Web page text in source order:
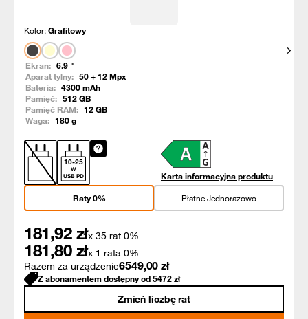
Kolor:Grafitowy
Ekran: 6.9 "
Aparat tylny: 50 + 12Mpx
Bateria: 4300mAh
Pamięć: 512GB
Pamięć RAM: 12GB
Waga: 180g
10-25
W
USB PD
Karta informacyjna produktu
Płatne Jednorazowo
Raty 0%
181,92 złx 35 rat 0%
181,80 złx 1 rata 0%
Razem za urządzenie6549,00 zł
Z abonamentem dostępny od5472zł
Zmień liczbę rat